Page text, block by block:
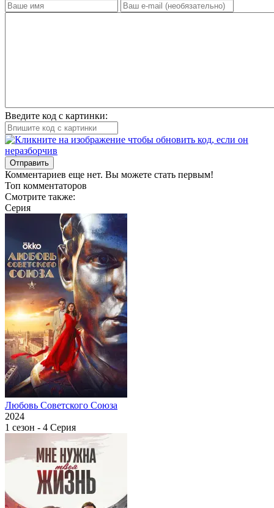
Введите код с картинки:
Отправить
Комментариев еще нет. Вы можете стать первым!
Топ комментаторов
Смотрите также:
Серия
Любовь Советского Союза
2024
1 сезон - 4 Серия